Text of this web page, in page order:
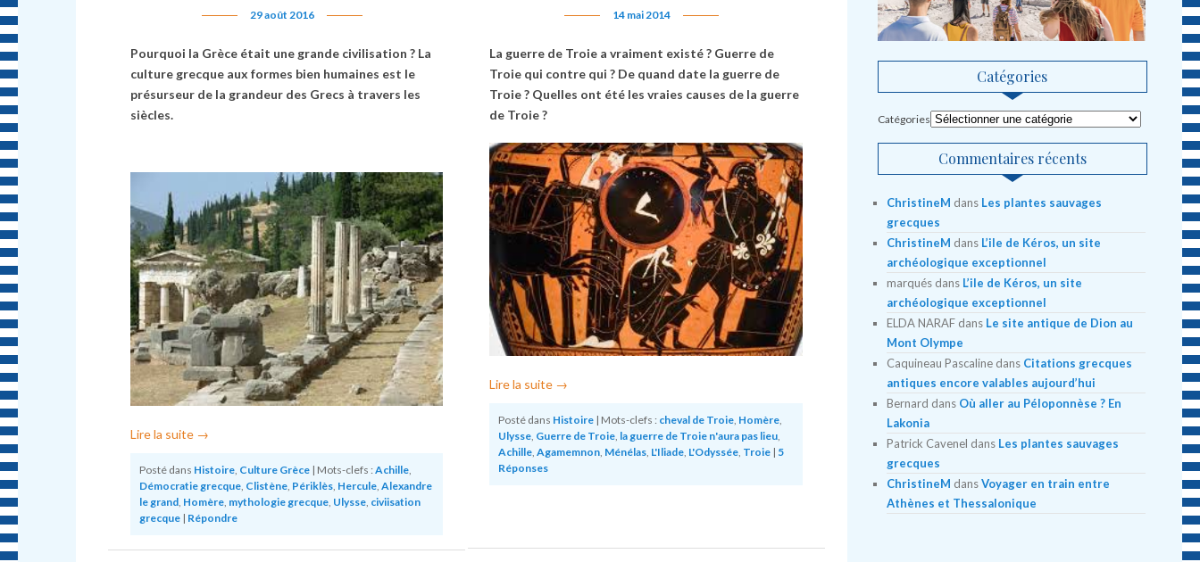
29 août 2016
Pourquoi la Grèce était une grande civilisation ? La
culture grecque aux formes bien humaines est le
présurseur de la grandeur des Grecs à travers les
siècles.
Lire la suite →
Posté dans Histoire, Culture Grèce | Mots-clefs : Achille,
Démocratie grecque, Clistène, Périklès, Hercule, Alexandre
le grand, Homère, mythologie grecque, Ulysse, civiisation
grecque | Répondre
14 mai 2014
La guerre de Troie a vraiment existé ? Guerre de
Troie qui contre qui ? De quand date la guerre de
Troie ? Quelles ont été les vraies causes de la guerre
de Troie ?
Lire la suite →
Posté dans Histoire | Mots-clefs : cheval de Troie Homère
Ulysse Guerre de Troie la guerre de Troie n'aura pas lieu
Achille ,Agamemnon Ménélas L'Iliade L'Odyssée Troie | 5
Réponses
Catégories
Catégories
Commentaires récents
ChristineM dans Les plantes sauvages
grecques
ChristineM dans L’ile de Kéros, un site
archéologique exceptionnel
marquésdans L’ile de Kéros, un site
archéologique exceptionnel
ELDA NARAFdans Le site antique de Dion au
Mont Olympe
Caquineau Pascalinedans Citations grecques
antiques encore valables aujourd’hui
Bernard dans Où aller au Péloponnèse ? En
Lakonia
Patrick Cavenel dans Les plantes sauvages
grecques
ChristineM dansVoyager en train entre
Athènes et Thessalonique